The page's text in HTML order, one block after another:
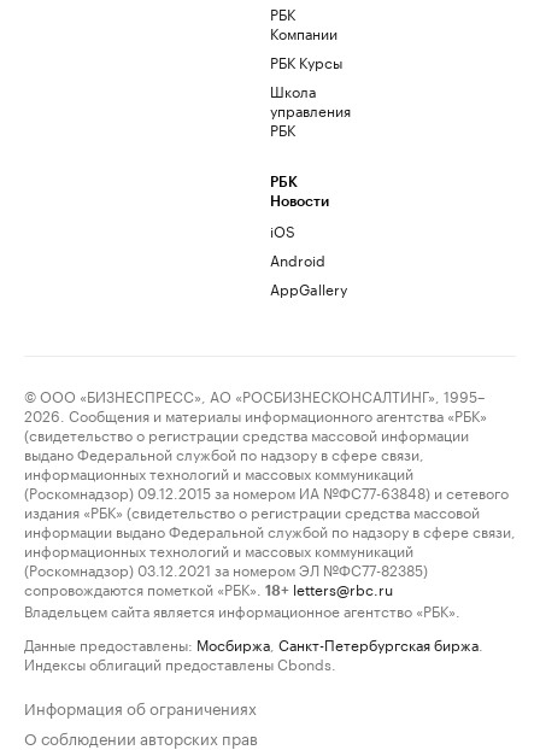
РБК
Компании
РБК Курсы
Школа
управления
РБК
РБК
Новости
iOS
Android
AppGallery
© ООО «БИЗНЕСПРЕСС», АО «РОСБИЗНЕСКОНСАЛТИНГ», 1995–
2026. Сообщения и материалы информационного агентства «РБК»
(свидетельство о регистрации средства массовой информации
выдано Федеральной службой по надзору в сфере связи,
информационных технологий и массовых коммуникаций
(Роскомнадзор) 09.12.2015 за номером ИА №ФС77-63848) и сетевого
издания «РБК» (свидетельство о регистрации средства массовой
информации выдано Федеральной службой по надзору в сфере связи,
информационных технологий и массовых коммуникаций
(Роскомнадзор) 03.12.2021 за номером ЭЛ №ФС77-82385)
сопровождаются пометкой «РБК».
18+ letters@rbc.ru
Владельцем сайта является информационное агентство «РБК».
Данные предоставлены: Мосбиржа Санкт-Петербургская биржа
Индексы облигаций предоставлены Cbonds.
Информация об ограничениях
О соблюдении авторских прав